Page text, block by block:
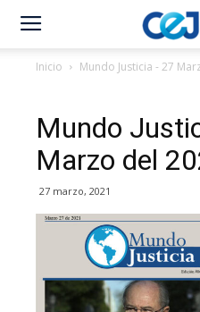
Inicio Mundo Justicia - 27
Mundo
Marzo del
27 marzo, 2021